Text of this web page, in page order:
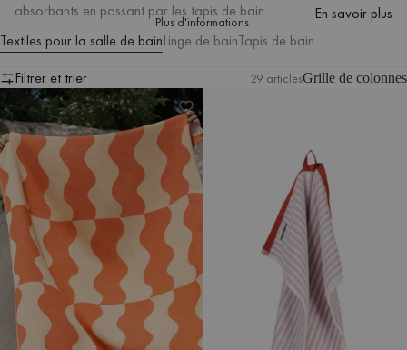
Plus d'informations
absorbants en passant par les tapis de bain
confortables, nos textiles de salle de bain apportent
couleur et confort à votre quotidien.
En savoir plus
Textiles pour la salle de bainLinge de bainTapis de bain
Filtrer et trier
Filtrer et trier
29 articlesGrille de colonnes
Serviette de plage Nugo